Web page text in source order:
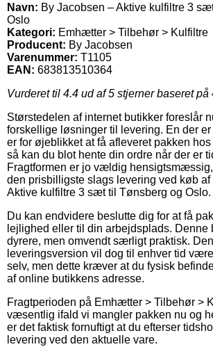
Navn: By Jacobsen – Aktive kulfiltre 3
Oslo
Kategori: Emhætter > Tilbehør > Kulfiltre
Producent: By Jacobsen
Varenummer: T1105
EAN: 683813510364
Vurderet til 4.4 ud af 5 stjerner baseret på
Størstedelen af internet butikker foreslår
forskellige løsninger til levering. En der
er for øjeblikket at få afleveret pakken
så kan du blot hente din ordre når der er
Fragtformen er jo vældig
den prisbilligste slags levering ved køb
Aktive kulfiltre 3 sæt til Tønsberg og Oslo.
Du kan endvidere beslutte dig for at få
lejlighed eller til din arbejdsplads. Denne
dyrere, men omvendt særligt praktisk.
leveringsversion vil dog til enhver tid
selv, men dette kræver at du fysisk
af online butikkens adresse.
Fragtperioden på Emhætter > Tilbehør >
væsentlig ifald vi mangler pakken nu og
er det faktisk fornuftigt at du efterser
levering ved den aktuelle vare.